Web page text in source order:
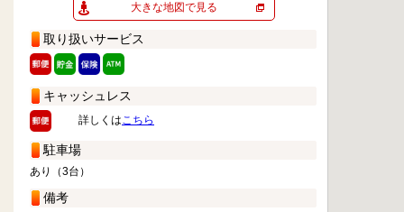
大きな地図で見る
取り扱いサービス
キャッシュレス
詳しくはこちら
駐車場
あり（3台）
備考